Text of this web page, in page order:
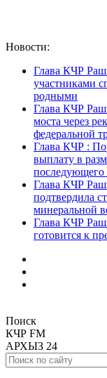
Новости:
Глава КЧР
участниками
родными
Глава КЧР
моста через
федеральной
Глава КЧР :
выплату в
последующего
Глава КЧР
подтвердила
минеральной
Глава КЧР
готовится к
Поиск
КЧР FM
АРХЫЗ 24